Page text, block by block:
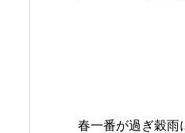
春一番が過ぎ穀雨